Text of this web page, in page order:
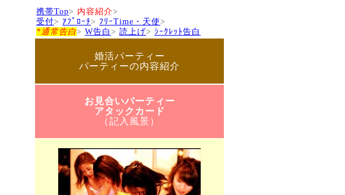
携帯Top> 内容紹介>
受付> ｱﾌﾟﾛｰﾁ> ﾌﾘｰTime・天使>
*通常告白> W告白 > 読上げ> ｼｰｸﾚｯﾄ告白
婚活パーティー
パーティーの内容紹介
お見合いパーティー
アタックカード
（記入風景）